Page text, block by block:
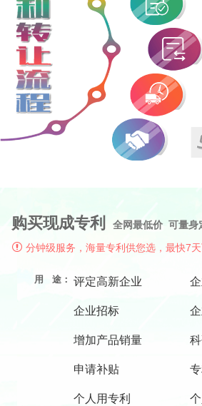
购买现成专利
全网最低价 可量身
分钟级服务，海量专利供您选，最快7天
用 途： 评定高新企业
企业招标
增加产品销量
申请补贴
个人用专利